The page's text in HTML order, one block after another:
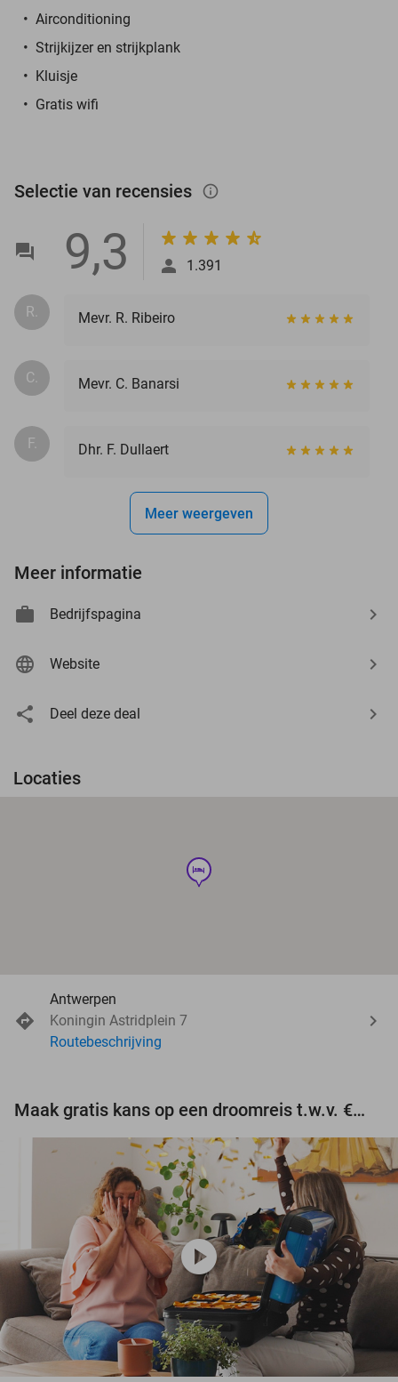
Airconditioning
Strijkijzer en strijkplank
Kluisje
Gratis wifi
Selectie van recensies info_outlined
9,3 1.391
R. Mevr. R. Ribeiro
C. Mevr. C. Banarsi
F. Dhr. F. Dullaert
Meer weergeven
Meer informatie
Bedrijfspagina
Website
Deel deze deal
Locaties
hotel
Antwerpen
Koningin Astridplein 7
Routebeschrijving
Maak gratis kans op een droomreis t.w.v. €3.000!
play_circle